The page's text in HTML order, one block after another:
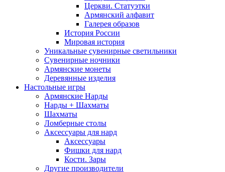
Церкви. Статуэтки
Армянский алфавит
Галерея образов
История России
Мировая история
Уникальные сувенирные светильники
Сувенирные ночники
Армянские монеты
Деревянные изделия
Настольные игры
Армянские Нарды
Нарды + Шахматы
Шахматы
Ломберные столы
Аксессуары для нард
Аксессуары
Фишки для нард
Кости. Зары
Другие производители